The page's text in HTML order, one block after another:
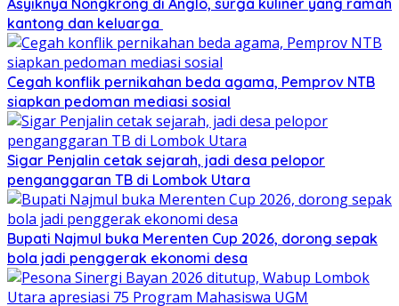
kantong dan keluarga
Cegah konflik pernikahan beda agama, Pemprov NTB
siapkan pedoman mediasi sosial
Sigar Penjalin cetak sejarah, jadi desa pelopor
penganggaran TB di Lombok Utara
Bupati Najmul buka Merenten Cup 2026, dorong sepak
bola jadi penggerak ekonomi desa